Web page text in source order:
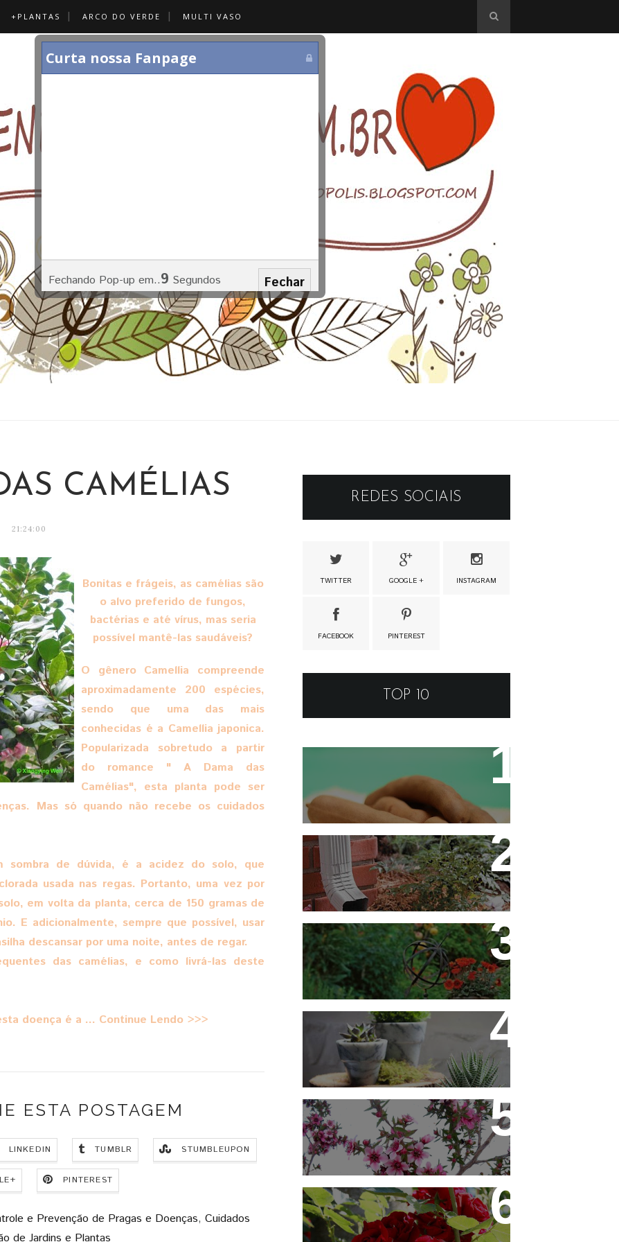
+PLANTAS ARCO DO VERDE MULTI VASO
CAMÉLIAS
21:24:00
Bonitas e frágeis, as camélias são
o alvo preferido de fungos,
bactérias e até vírus, mas seria
possível mantê-las saudáveis?
O gênero Camellia compreende
aproximadamente 200 espécies,
sendo que uma das mais
conhecidas é a Camellia japonica.
Popularizada sobretudo a partir
do romance " A Dama das
Camélias", esta planta pode ser
Mas só quando não recebe os cuidados
sombra de dúvida, é a acidez do solo, que
usada nas regas. Portanto, uma vez por
em volta da planta, cerca de 150 gramas de
E adicionalmente, sempre que possível, usar
descansar por uma noite, antes de regar.
das camélias, e como livrá-las deste
doença é a ... Continue Lendo >>>
ESTA POSTAGEM
LINKEDIN TUMBLR STUMBLEUPON
PINTEREST
e Prevenção de Pragas e Doenças, Cuidados
de Jardins e Plantas
REDES SOCIAIS
TWITTER GOOGLE + INSTAGRAM
FACEBOOK PINTEREST
TOP 10
Qual o Correto?
Decoração - Folhas [Faça
Você Mesmo]
Flores em Meu Jardim o Ano
Todo
10 Novos Vasinhos na
Decoração - Parte 1
Érica Japonesa - Aprenda a
Cultivar
Você Sabe Tudo Sobre
Rosas?
Curta nossa Fanpage
Fechando Pop-up em..4 Segundos Fechar